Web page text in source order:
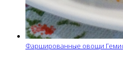
Фаршированные овощи